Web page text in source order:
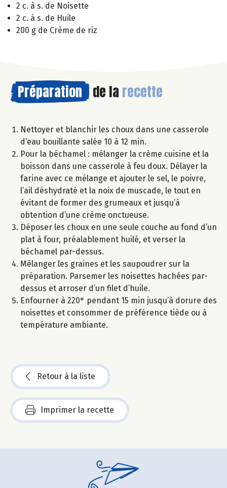
2 c. à s. de Noisette
2 c. à s. de Huile
200 g de Crème de riz
Préparation de la recette
Nettoyer et blanchir les choux dans une casserole
d’eau bouillante salée 10 à 12 min.
Pour la béchamel : mélanger la crème cuisine et la
boisson dans une casserole à feu doux. Délayer la
farine avec ce mélange et ajouter le sel, le poivre,
l’ail déshydraté et la noix de muscade, le tout en
évitant de former des grumeaux et jusqu’à
obtention d’une crème onctueuse.
Déposer les choux en une seule couche au fond d’un
plat à four, préalablement huilé, et verser la
béchamel par-dessus.
Mélanger les graines et les saupoudrer sur la
préparation. Parsemer les noisettes hachées par-
dessus et arroser d’un filet d’huile.
Enfourner à 220° pendant 15 min jusqu’à dorure des
noisettes et consommer de préférence tiède ou à
température ambiante.
Retour à la liste
Imprimer la recette